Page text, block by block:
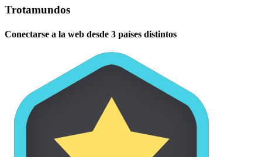
Trotamundos
Conectarse a la web desde 3 países distintos